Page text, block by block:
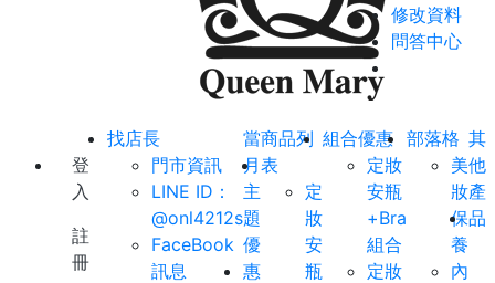
修改資料
問答中心
登
入
註
冊
找店長
門市資訊
LINE ID：
@onl4212s
FaceBook
訊息
當
月
主
題
優
惠
商品列
表
定
妝
安
瓶
組合優惠
定妝
安瓶
+Bra
組合
定妝
部落格
美
妝
保
養
內
其
他
產
品